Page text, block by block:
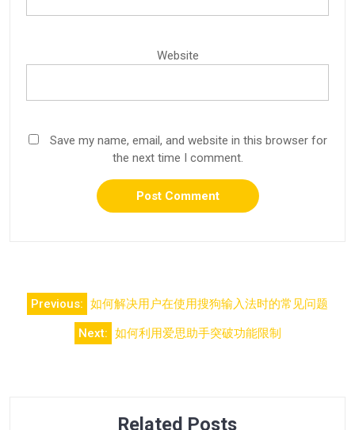
Website
Save my name, email, and website in this browser for
the next time I comment.
Post
navigation
Previous: 如何解决用户在使用搜狗输入法时的常见问题
Next: 如何利用爱思助手突破功能限制
Related Posts